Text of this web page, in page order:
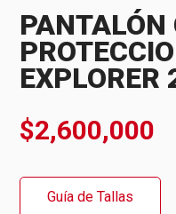
PANTALÓN
EXPLORER
$2,600,000
Guía de Tallas